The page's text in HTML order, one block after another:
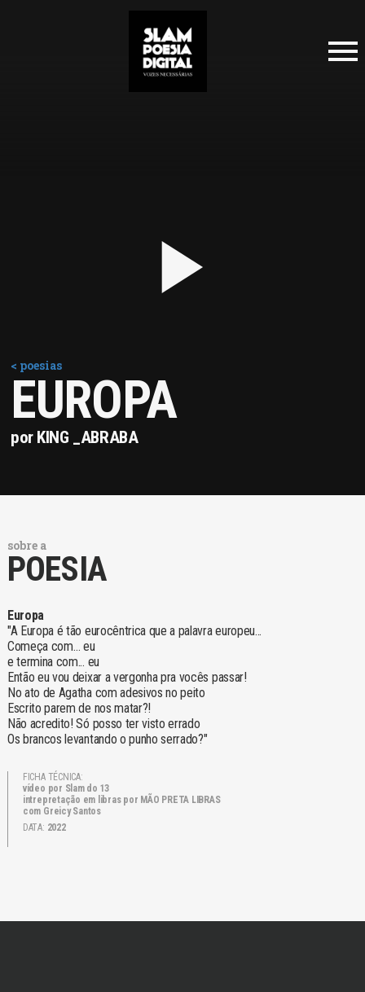
< poesias
EUROPA
por KING _ABRABA
sobre a
POESIA
Europa
"A Europa é tão eurocêntrica que a palavra europeu...
Começa com… eu
e termina com... eu
Então eu vou deixar a vergonha pra vocês passar!
No ato de Agatha com adesivos no peito
Escrito parem de nos matar?!
Não acredito! Só posso ter visto errado
Os brancos levantando o punho serrado?"
FICHA TÉCNICA:
vídeo por Slam do 13
intrepretação em libras por MÃO PRETA LIBRAS
com Greicy Santos
DATA: 2022